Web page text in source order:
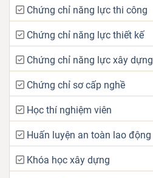
Chứng chỉ năng lực thi công
Chứng chỉ năng lực thiết kế
Chứng chỉ năng lực xây dựng
Chứng chỉ sơ cấp nghề
Học thí nghiệm viên
Huấn luyện an toàn lao động
Khóa học xây dựng